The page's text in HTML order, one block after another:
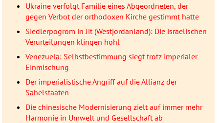
Ukraine verfolgt Familie eines Abgeordneten, der
gegen Verbot der orthodoxen Kirche gestimmt hatte
Siedlerpogrom in Jit (Westjordanland): Die israelischen
Verurteilungen klingen hohl
Venezuela: Selbstbestimmung siegt trotz imperialer
Einmischung
Der imperialistische Angriff auf die Allianz der
Sahelstaaten
Die chinesische Modernisierung zielt auf immer mehr
Harmonie in Umwelt und Gesellschaft ab